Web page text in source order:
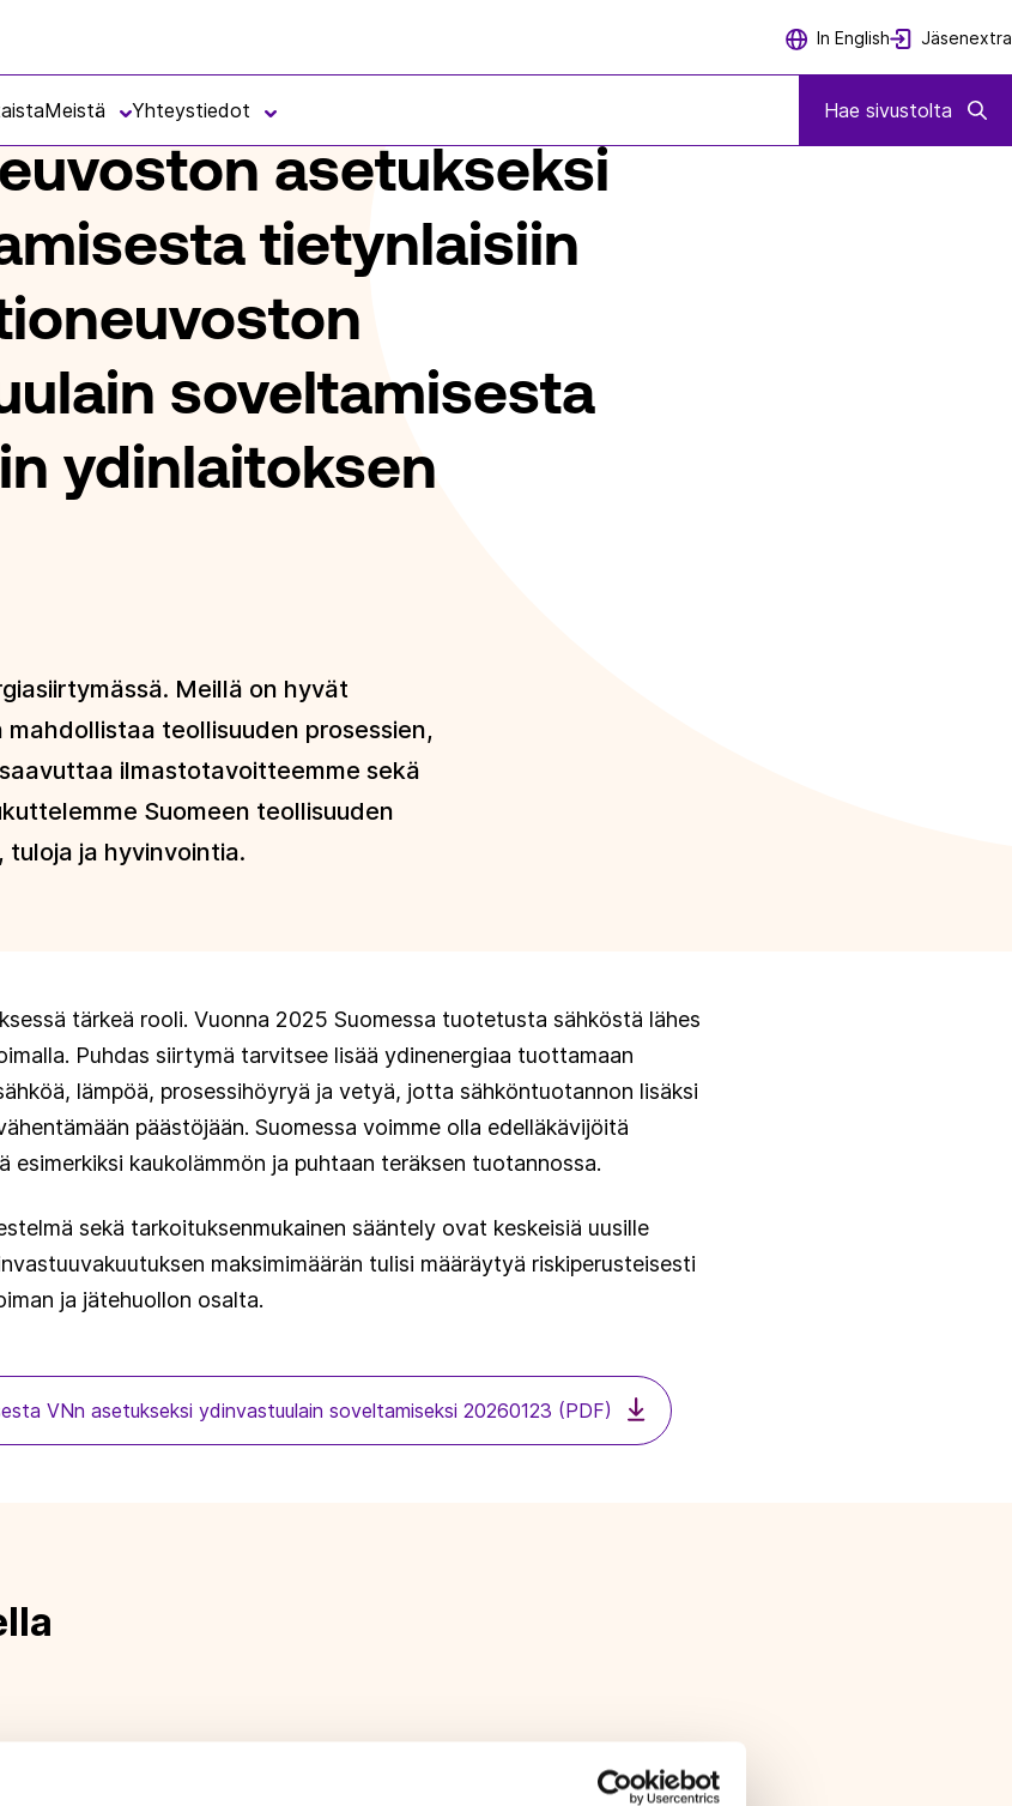
In English Jäsenextra
Meistä Yhteystiedot Hae sivustolta
asetukseksi
tietynlaisiin
soveltamisesta
ydinlaitoksen
Meillä on hyvät
teollisuuden prosessien,
ilmastotavoitteemme sekä
Suomeen teollisuuden
ja hyvinvointia.
tärkeä rooli. Vuonna 2025 Suomessa tuotetusta sähköstä lähes
Puhdas siirtymä tarvitsee lisää ydinenergiaa tuottamaan
lämpöä, prosessihöyryä ja vetyä, jotta sähköntuotannon lisäksi
päästöjään. Suomessa voimme olla edelläkävijöitä
esimerkiksi kaukolämmön ja puhtaan teräksen tuotannossa.
sekä tarkoituksenmukainen sääntely ovat keskeisiä uusille
maksimimäärän tulisi määräytyä riskiperusteisesti
ja jätehuollon osalta.
VNn asetukseksi ydinvastuulain soveltamiseksi 20260123 (PDF)